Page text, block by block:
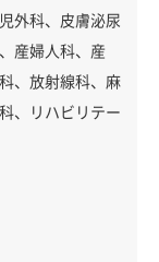
外科、皮膚泌尿
産婦人科、産
、放射線科、麻
、リハビリテー